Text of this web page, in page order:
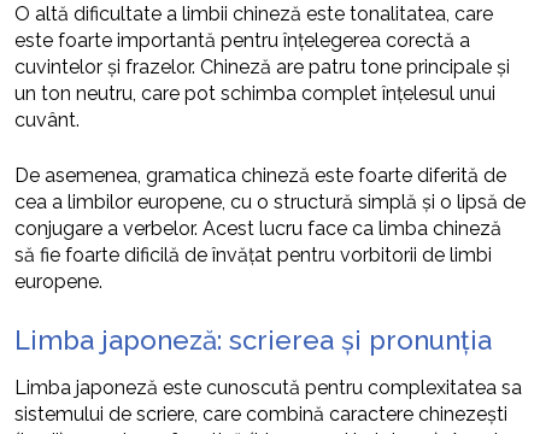
O altă dificultate a limbii chineză este tonalitatea, care
este foarte importantă pentru înțelegerea corectă a
cuvintelor și frazelor. Chineză are patru tone principale și
un ton neutru, care pot schimba complet înțelesul unui
cuvânt.
De asemenea, gramatica chineză este foarte diferită de
cea a limbilor europene, cu o structură simplă și o lipsă de
conjugare a verbelor. Acest lucru face ca limba chineză
să fie foarte dificilă de învățat pentru vorbitorii de limbi
europene.
Limba japoneză: scrierea și pronunția
Limba japoneză este cunoscută pentru complexitatea sa
sistemului de scriere, care combină caractere chinezești